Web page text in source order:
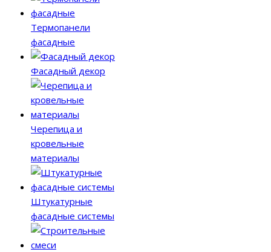
Термопанели
фасадные
Фасадный декор
Черепица и
кровельные
материалы
Штукатурные
фасадные системы